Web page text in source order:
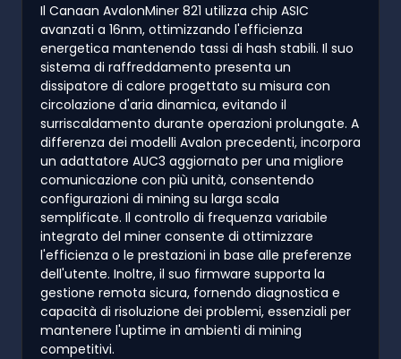
Il Canaan AvalonMiner 821 utilizza chip ASIC
avanzati a 16nm, ottimizzando l'efficienza
energetica mantenendo tassi di hash stabili. Il suo
sistema di raffreddamento presenta un
dissipatore di calore progettato su misura con
circolazione d'aria dinamica, evitando il
surriscaldamento durante operazioni prolungate. A
differenza dei modelli Avalon precedenti, incorpora
un adattatore AUC3 aggiornato per una migliore
comunicazione con più unità, consentendo
configurazioni di mining su larga scala
semplificate. Il controllo di frequenza variabile
integrato del miner consente di ottimizzare
l'efficienza o le prestazioni in base alle preferenze
dell'utente. Inoltre, il suo firmware supporta la
gestione remota sicura, fornendo diagnostica e
capacità di risoluzione dei problemi, essenziali per
mantenere l'uptime in ambienti di mining
competitivi.